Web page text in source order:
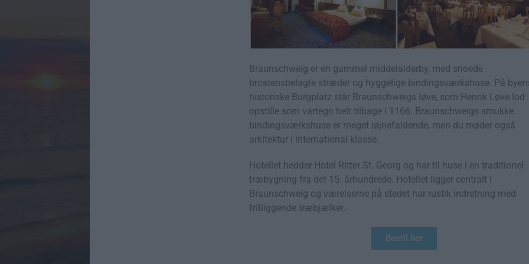
Braunschweig er en gammel middelalderby, med snoede
brostensbelagte stræder og hyggelige bindingsværkshuse. På
historiske Burgplatz står Braunschweigs løve, som Henrik Løve lod
opstille som vartegn helt tilbage i 1166. Braunschweigs smukke
bindingsværkshuse er meget iøjnefaldende, men du møder også
arkitektur i international klasse.
Hotellet hedder Hotel Ritter St. Georg og har til huse i en traditionel
træbygning fra det 15. århundrede. Hotellet ligger centralt i
Braunschweig og værelserne på stedet har rustik indretning med
fritliggende træbjælker.
Bestil her